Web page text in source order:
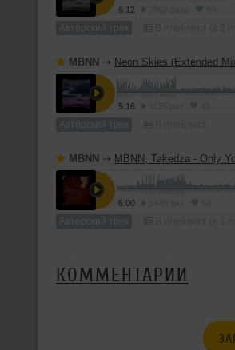
6:12
Авторский трек
MBNN ➝ Neon Skies (Extended
5:16
Авторский трек
MBNN ➝ MBNN, Takedza - Only
6:00
Авторский трек
КОММЕНТАРИИ